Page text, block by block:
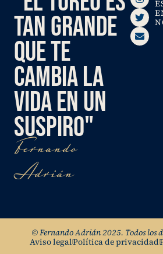
TAN GRANDE
QUE TE
CAMBIA LA
VIDA EN UN
SUSPIRO"
Fernando
Adrián
© Fernando Adrián 2025. Todos los
Aviso legalPolítica de privacidad